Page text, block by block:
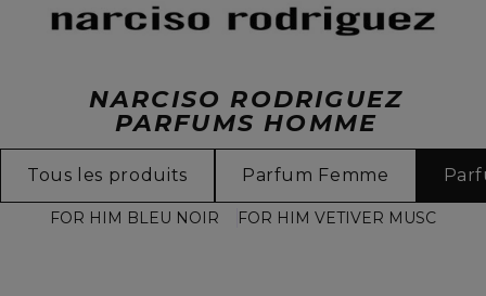
NARCISO RODRIGUEZ
PARFUMS HOMME
Tous les produits Parfum Femme
FOR HIM BLEU NOIR FOR HIM VETIVER MUSC